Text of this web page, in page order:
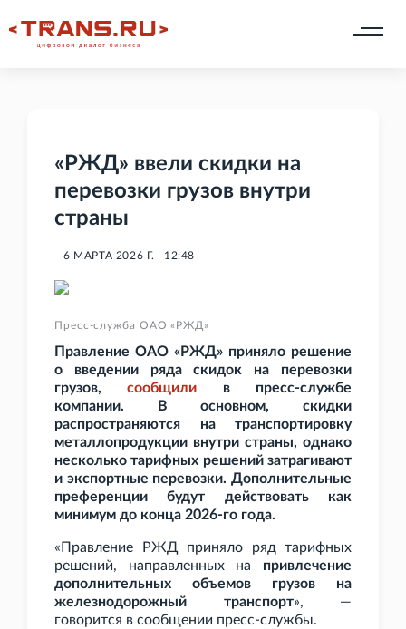
«РЖД» ввели скидки на
перевозки грузов внутри
страны
6 МАРТА 2026 Г. 12:48
Пресс-служба ОАО «РЖД»
Правление ОАО «РЖД» приняло решение
о введении ряда скидок на перевозки
грузов,сообщили в пресс-службе
компании. В основном, скидки
распространяются на транспортировку
металлопродукции внутри страны, однако
несколько тарифных решений затрагивают
и экспортные перевозки. Дополнительные
преференции будут действовать как
минимум до конца 2026-го года.
«Правление РЖД приняло ряд тарифных
решений, направленных на привлечение
дополнительных объемов грузов на
железнодорожный транспорт», —
говорится в сообщении пресс-службы.